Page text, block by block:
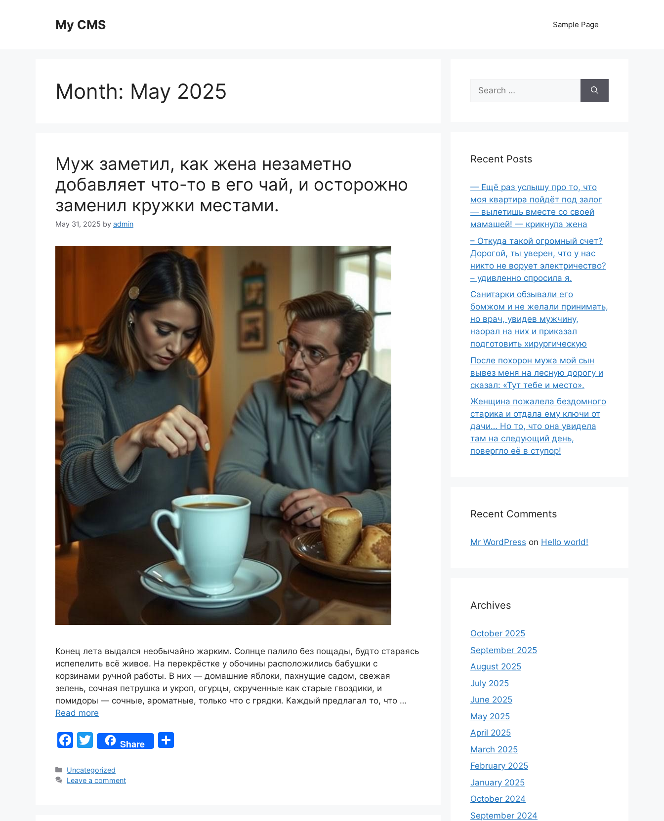
My CMS Sample Page
Month: May 2025
Муж заметил, как жена незаметно
добавляет что-то в его чай, и осторожно
заменил кружки местами.
May 31, 2025 by admin
Конец лета выдался необычайно жарким. Солнце палило без пощады, будто стараясь
испепелить всё живое. На перекрёстке у обочины расположились бабушки с
корзинами ручной работы. В них — домашние яблоки, пахнущие садом, свежая
зелень, сочная петрушка и укроп, огурцы, скрученные как старые гвоздики, и
помидоры — сочные, ароматные, только что с грядки. Каждый предлагал то, что …
Read more
F
c
e
T
w
itt
er
Share
Categories
Uncategorized
Leave a comment
Search
for:
Recent Posts
— Ещё раз услышу про то, что
моя квартира пойдёт под залог
— вылетишь вместе со своей
мамашей! — крикнула жена
– Откуда такой огромный счет?
Дорогой, ты уверен, что у нас
никто не ворует электричество?
– удивленно спросила я.
Санитарки обзывали его
бомжом и не желали принимать,
но врач, увидев мужчину,
наорал на них и приказал
подготовить хирургическую
После похорон мужа мой сын
вывез меня на лесную дорогу и
сказал: «Тут тебе и место».
Женщина пожалела бездомного
старика и отдала ему ключи от
дачи… Но то, что она увидела
там на следующий день,
повергло её в ступор!
Recent Comments
Mr WordPress on Hello world!
Archives
October 2025
September 2025
August 2025
July 2025
June 2025
May 2025
April 2025
March 2025
February 2025
January 2025
October 2024
September 2024